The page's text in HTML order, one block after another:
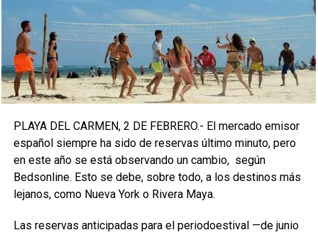
PLAYA DEL CARMEN, 2 DE FEBRERO.- El mercado emisor
español siempre ha sido de reservas último minuto, pero
en este año se está observando un cambio, según
Bedsonline. Esto se debe, sobre todo, a los destinos más
lejanos, como Nueva York o Rivera Maya.
Las reservas anticipadas para el periodoestival —de junio